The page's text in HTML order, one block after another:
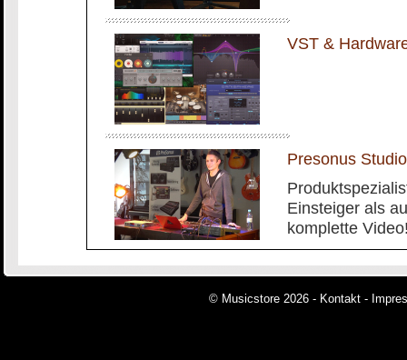
VST &
Presonus
Einsteiger als
komplette
© Musicstore 2026 - Kontakt -